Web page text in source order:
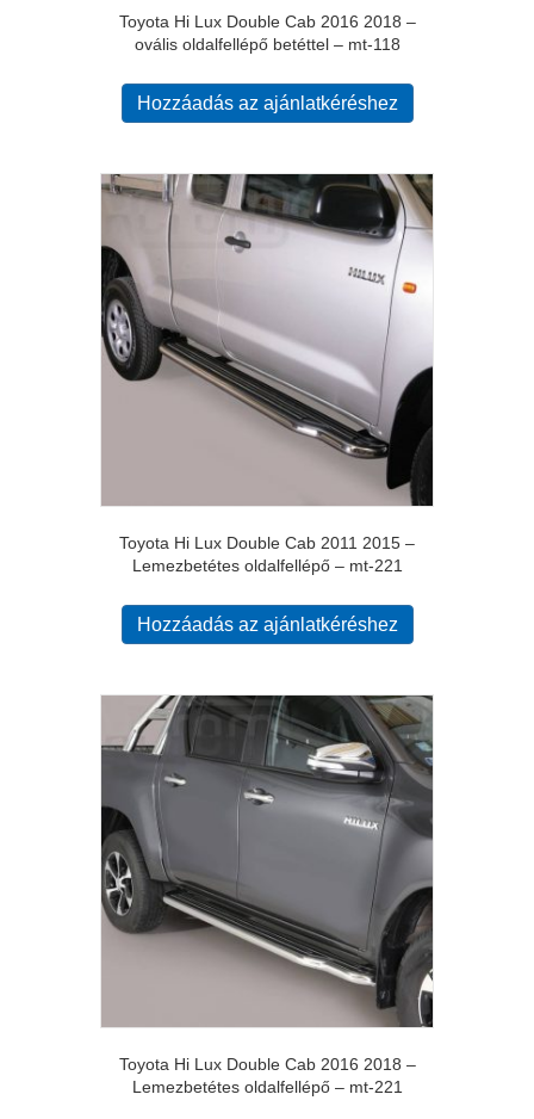
Toyota Hi Lux Double Cab 2016 2018 –
ovális oldalfellépő betéttel – mt-118
Hozzáadás az ajánlatkéréshez
Toyota Hi Lux Double Cab 2011 2015 –
Lemezbetétes oldalfellépő – mt-221
Hozzáadás az ajánlatkéréshez
Toyota Hi Lux Double Cab 2016 2018 –
Lemezbetétes oldalfellépő – mt-221